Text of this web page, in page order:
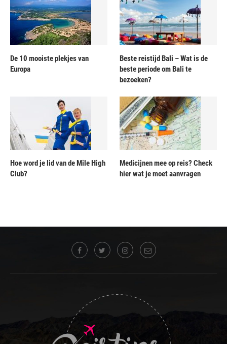
De 10 mooiste plekjes van
Europa
Beste reistijd Bali – Wat is de
beste periode om Bali te
bezoeken?
Hoe word je lid van de Mile High
Club?
Medicijnen mee op reis? Check
hier wat je moet aanvragen